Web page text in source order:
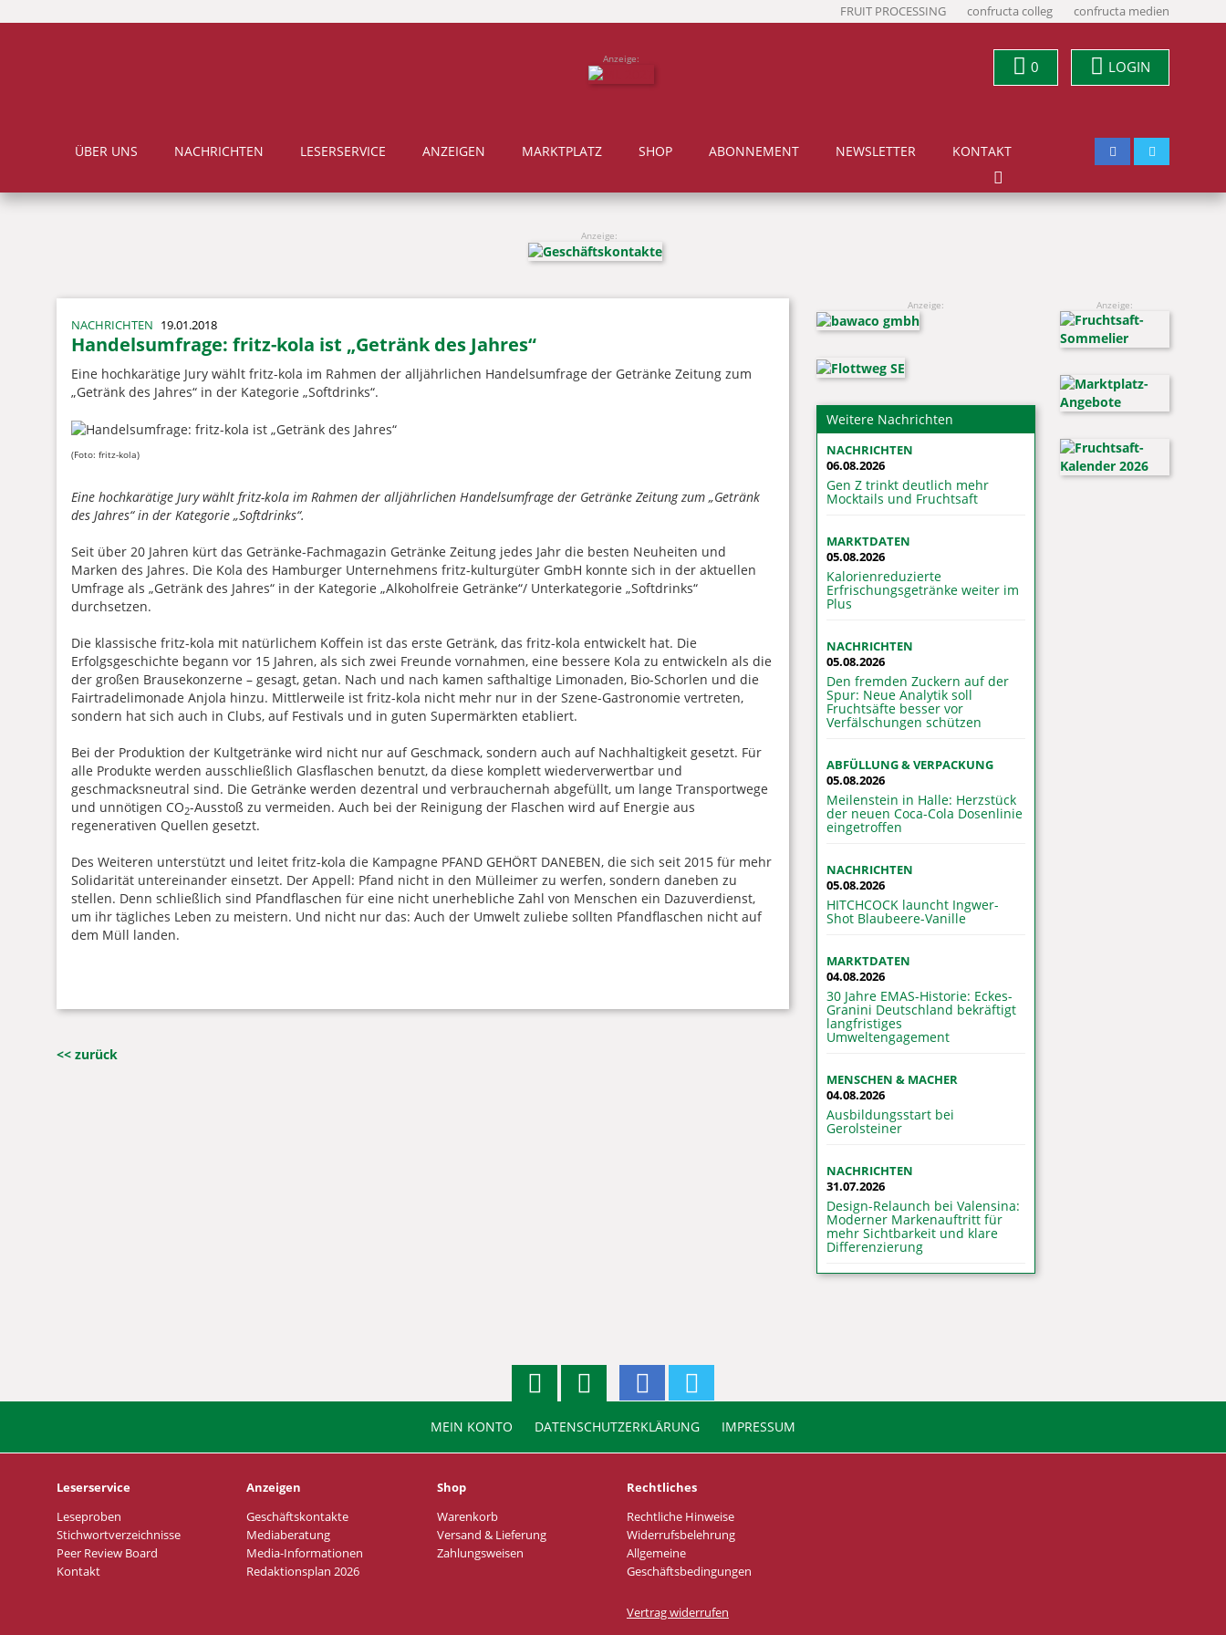
FRUIT PROCESSING confructa colleg confructa medien
0 LOGIN
Anzeige:
ÜBER UNS NACHRICHTEN LESERSERVICE ANZEIGEN MARKTPLATZ SHOP ABONNEMENT NEWSLETTER KONTAKT
Anzeige:
NACHRICHTEN 19.01.2018
Handelsumfrage: fritz-kola ist „Getränk des Jahres“
Eine hochkarätige Jury wählt fritz-kola im Rahmen der alljährlichen Handelsumfrage der Getränke Zeitung zum
„Getränk des Jahres“ in der Kategorie „Softdrinks“.
(Foto: fritz-kola)
Eine hochkarätige Jury wählt fritz-kola im Rahmen der alljährlichen Handelsumfrage der Getränke Zeitung zum „Getränk
des Jahres“ in der Kategorie „Softdrinks“.
Seit über 20 Jahren kürt das Getränke-Fachmagazin Getränke Zeitung jedes Jahr die besten Neuheiten und
Marken des Jahres. Die Kola des Hamburger Unternehmens fritz-kulturgüter GmbH konnte sich in der aktuellen
Umfrage als „Getränk des Jahres“ in der Kategorie „Alkoholfreie Getränke“/ Unterkategorie „Softdrinks“
durchsetzen.
Die klassische fritz-kola mit natürlichem Koffein ist das erste Getränk, das fritz-kola entwickelt hat. Die
Erfolgsgeschichte begann vor 15 Jahren, als sich zwei Freunde vornahmen, eine bessere Kola zu entwickeln als die
der großen Brausekonzerne – gesagt, getan. Nach und nach kamen safthaltige Limonaden, Bio-Schorlen und die
Fairtradelimonade Anjola hinzu. Mittlerweile ist fritz-kola nicht mehr nur in der Szene-Gastronomie vertreten,
sondern hat sich auch in Clubs, auf Festivals und in guten Supermärkten etabliert.
Bei der Produktion der Kultgetränke wird nicht nur auf Geschmack, sondern auch auf Nachhaltigkeit gesetzt. Für
alle Produkte werden ausschließlich Glasflaschen benutzt, da diese komplett wiederverwertbar und
geschmacksneutral sind. Die Getränke werden dezentral und verbrauchernah abgefüllt, um lange Transportwege
und unnötigen CO2-Ausstoß zu vermeiden. Auch bei der Reinigung der Flaschen wird auf Energie aus
regenerativen Quellen gesetzt.
Des Weiteren unterstützt und leitet fritz-kola die Kampagne PFAND GEHÖRT DANEBEN, die sich seit 2015 für mehr
Solidarität untereinander einsetzt. Der Appell: Pfand nicht in den Mülleimer zu werfen, sondern daneben zu
stellen. Denn schließlich sind Pfandflaschen für eine nicht unerhebliche Zahl von Menschen ein Dazuverdienst,
um ihr tägliches Leben zu meistern. Und nicht nur das: Auch der Umwelt zuliebe sollten Pfandflaschen nicht auf
dem Müll landen.
<< zurück
Anzeige:
Weitere Nachrichten
NACHRICHTEN
06.08.2026
Gen Z trinkt deutlich mehr
Mocktails und Fruchtsaft
MARKTDATEN
05.08.2026
Kalorienreduzierte
Erfrischungsgetränke weiter im
Plus
NACHRICHTEN
05.08.2026
Den fremden Zuckern auf der
Spur: Neue Analytik soll
Fruchtsäfte besser vor
Verfälschungen schützen
ABFÜLLUNG & VERPACKUNG
05.08.2026
Meilenstein in Halle: Herzstück
der neuen Coca-Cola Dosenlinie
eingetroffen
NACHRICHTEN
05.08.2026
HITCHCOCK launcht Ingwer-
Shot Blaubeere-Vanille
MARKTDATEN
04.08.2026
30 Jahre EMAS-Historie: Eckes-
Granini Deutschland bekräftigt
langfristiges
Umweltengagement
MENSCHEN & MACHER
04.08.2026
Ausbildungsstart bei
Gerolsteiner
NACHRICHTEN
31.07.2026
Design-Relaunch bei Valensina:
Moderner Markenauftritt für
mehr Sichtbarkeit und klare
Differenzierung
Anzeige:
MEIN KONTO DATENSCHUTZERKLÄRUNG IMPRESSUM
Leserservice
Leseproben
Stichwortverzeichnisse
Peer Review Board
Kontakt
Anzeigen
Geschäftskontakte
Mediaberatung
Media-Informationen
Redaktionsplan 2026
Shop
Warenkorb
Versand & Lieferung
Zahlungsweisen
Rechtliches
Rechtliche Hinweise
Widerrufsbelehrung
Allgemeine
Geschäftsbedingungen
Vertrag widerrufen